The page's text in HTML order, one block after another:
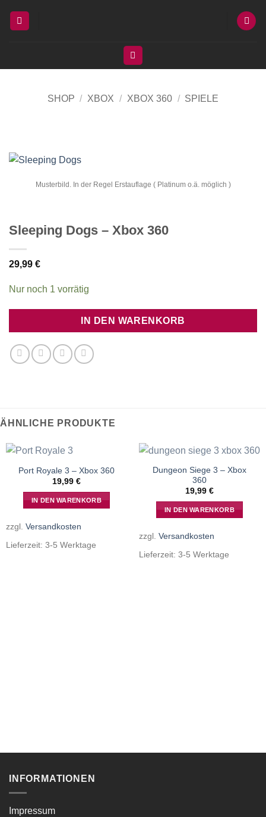
Inhalt
SHOP / XBOX / XBOX 360 / SPIELE
Musterbild. In der Regel Erstauflage ( Platinum o.ä. möglich )
Sleeping Dogs – Xbox 360
29,99 €
Nur noch 1 vorrätig
IN DEN WARENKORB
ÄHNLICHE PRODUKTE
Port Royale 3 – Xbox 360
19,99 €
IN DEN WARENKORB
zzgl. Versandkosten
Lieferzeit: 3-5 Werktage
Dungeon Siege 3 – Xbox
360
19,99 €
IN DEN WARENKORB
zzgl. Versandkosten
Lieferzeit: 3-5 Werktage
INFORMATIONEN
Impressum